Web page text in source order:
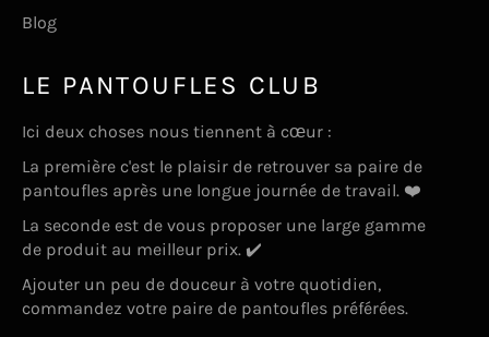
Blog
LE PANTOUFLES CLUB
Ici deux choses nous tiennent à cœur :
La première c'est le plaisir de retrouver sa paire de
pantoufles après une longue journée de travail. ❤️
La seconde est de vous proposer une large gamme
de produit au meilleur prix. ✔️
Ajouter un peu de douceur à votre quotidien,
commandez votre paire de pantoufles préférées.